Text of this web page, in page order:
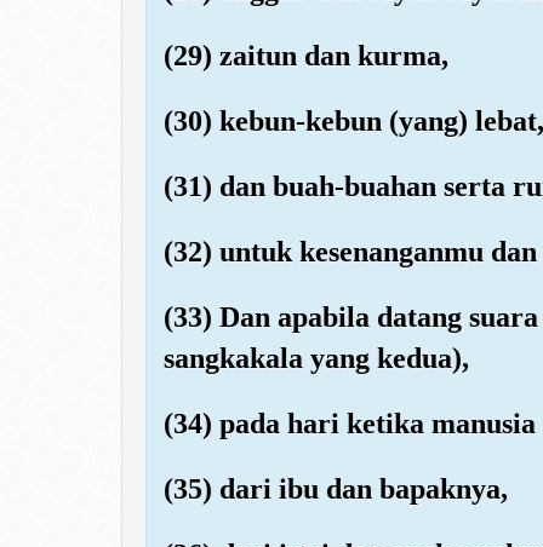
(29) zaitun dan kurma,
(30) kebun-kebun (yang) lebat,
(31) dan buah-buahan serta
(32) untuk kesenanganmu
(33) Dan apabila datang
sangkakala yang kedua),
(34) pada hari ketika
(35) dari ibu dan bapaknya,